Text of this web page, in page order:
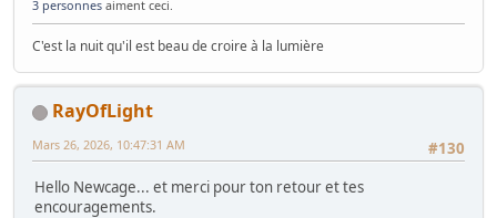
3 personnes aiment ceci.
C'est la nuit qu'il est beau de croire à la lumière
RayOfLight
#130
Mars 26, 2026, 10:47:31 AM
Hello Newcage... et merci pour ton retour et tes
encouragements.